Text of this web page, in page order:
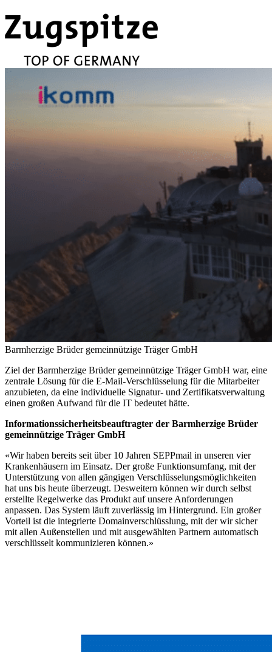
Barmherzige Brüder gemeinnützige Träger GmbH
Ziel der Barmherzige Brüder gemeinnützige Träger GmbH war, eine
zentrale Lösung für die E-Mail-Verschlüsselung für die Mitarbeiter
anzubieten, da eine individuelle Signatur- und Zertifikatsverwaltung
einen großen Aufwand für die IT bedeutet hätte.
Informationssicherheitsbeauftragter der Barmherzige Brüder
gemeinnützige Träger GmbH
«Wir haben bereits seit über 10 Jahren SEPPmail in unseren vier
Krankenhäusern im Einsatz. Der große Funktionsumfang, mit der
Unterstützung von allen gängigen Verschlüsselungsmöglichkeiten
hat uns bis heute überzeugt. Desweitern können wir durch selbst
erstellte Regelwerke das Produkt auf unsere Anforderungen
anpassen. Das System läuft zuverlässig im Hintergrund. Ein großer
Vorteil ist die integrierte Domainverschlüsslung, mit der wir sicher
mit allen Außenstellen und mit ausgewählten Partnern automatisch
verschlüsselt kommunizieren können.»